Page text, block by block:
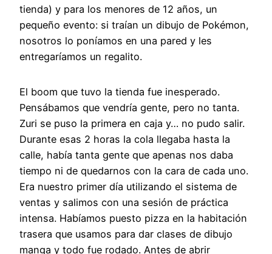
tienda) y para los menores de 12 años, un
pequeño evento: si traían un dibujo de Pokémon,
nosotros lo poníamos en una pared y les
entregaríamos un regalito.
El boom que tuvo la tienda fue inesperado.
Pensábamos que vendría gente, pero no tanta.
Zuri se puso la primera en caja y… no pudo salir.
Durante esas 2 horas la cola llegaba hasta la
calle, había tanta gente que apenas nos daba
tiempo ni de quedarnos con la cara de cada uno.
Era nuestro primer día utilizando el sistema de
ventas y salimos con una sesión de práctica
intensa. Habíamos puesto pizza en la habitación
trasera que usamos para dar clases de dibujo
manga y todo fue rodado. Antes de abrir